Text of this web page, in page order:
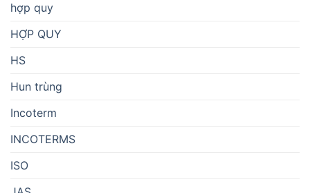
hợp quy
HỢP QUY
HS
Hun trùng
Incoterm
INCOTERMS
ISO